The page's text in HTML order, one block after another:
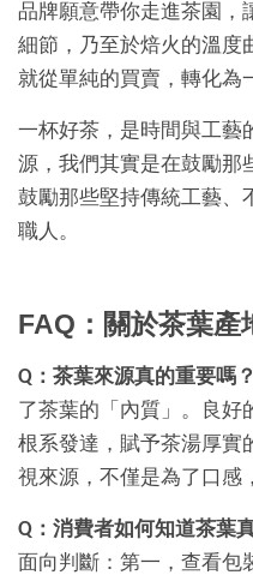
品牌願意帶你走進茶園，
細節，乃至於焙火的溫度
就從單純的買賣，轉化為
一杯好茶，是時間與工藝
源，我們其實是在鼓勵那
鼓勵那些堅持傳統工藝、
職人。
FAQ：關於茶葉產
Q：茶葉來源真的重要嗎？
了茶葉的「內質」。良
根系發達，賦予茶湯厚實
視來源，不僅是為了口感
Q：消費者如何知道茶葉
面向判斷：第一，查看包